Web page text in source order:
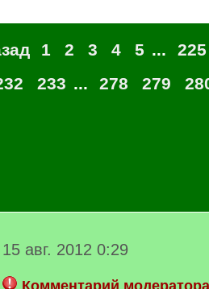
1 2 3 4 5 ...
225
233 ... 278 279
15 авг. 2012 0:29
Комментарий